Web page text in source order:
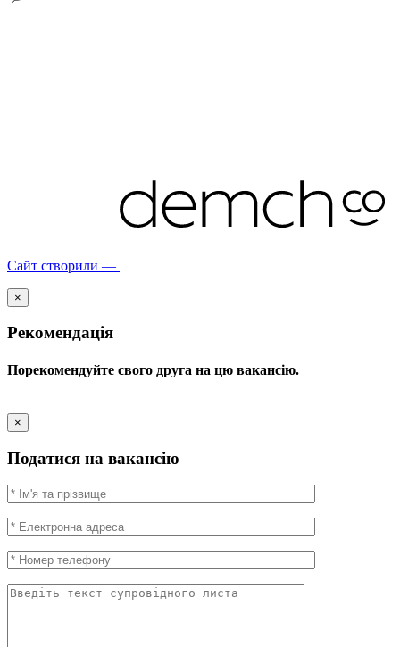
Сайт створили —
×
Рекомендація
Порекомендуйте свого друга на цю вакансію.
×
Податися на вакансію